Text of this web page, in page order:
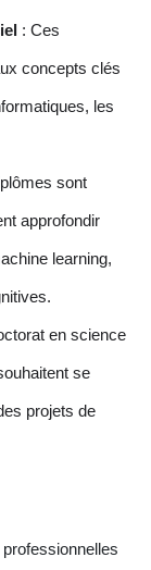
: Ces
concepts clés
les
sont
approfondir
learning,
en science
se
projets de